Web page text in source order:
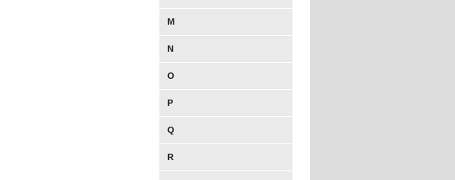
M
N
O
P
Q
R